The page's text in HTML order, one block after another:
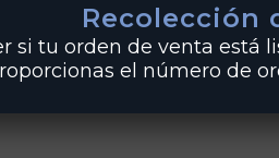
Recolección
si tu orden de venta está
el número de